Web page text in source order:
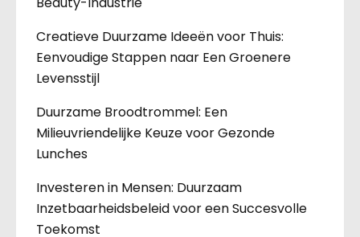
Creatieve Duurzame Ideeën voor Thuis:
Eenvoudige Stappen naar Een Groenere
Levensstijl
Duurzame Broodtrommel: Een
Milieuvriendelijke Keuze voor Gezonde
Lunches
Investeren in Mensen: Duurzaam
Inzetbaarheidsbeleid voor een Succesvolle
Toekomst